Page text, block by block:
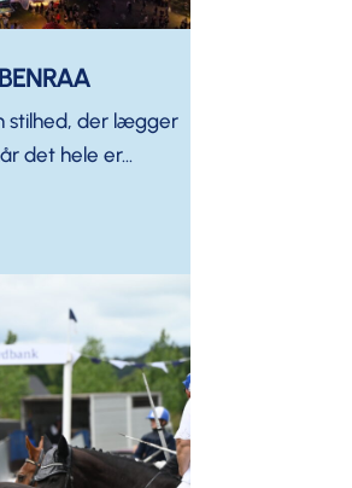
stilhed, der lægger
det hele er...